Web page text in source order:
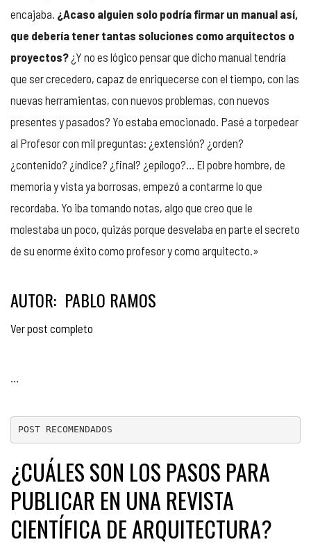
encajaba. ¿Acaso alguien solo podría firmar un manual así,
que debería tener tantas soluciones como arquitectos o
proyectos? ¿Y no es lógico pensar que dicho manual tendría
que ser crecedero, capaz de enriquecerse con el tiempo, con las
nuevas herramientas, con nuevos problemas, con nuevos
presentes y pasados? Yo estaba emocionado. Pasé a torpedear
al Profesor con mil preguntas: ¿extensión? ¿orden?
¿contenido? ¿índice? ¿final? ¿epílogo?… El pobre hombre, de
memoria y vista ya borrosas, empezó a contarme lo que
recordaba. Yo iba tomando notas, algo que creo que le
molestaba un poco, quizás porque desvelaba en parte el secreto
de su enorme éxito como profesor y como arquitecto.»
AUTOR: PABLO RAMOS
Ver post completo
POST RECOMENDADOS
¿CUÁLES SON LOS PASOS PARA
PUBLICAR EN UNA REVISTA
CIENTÍFICA DE ARQUITECTURA?